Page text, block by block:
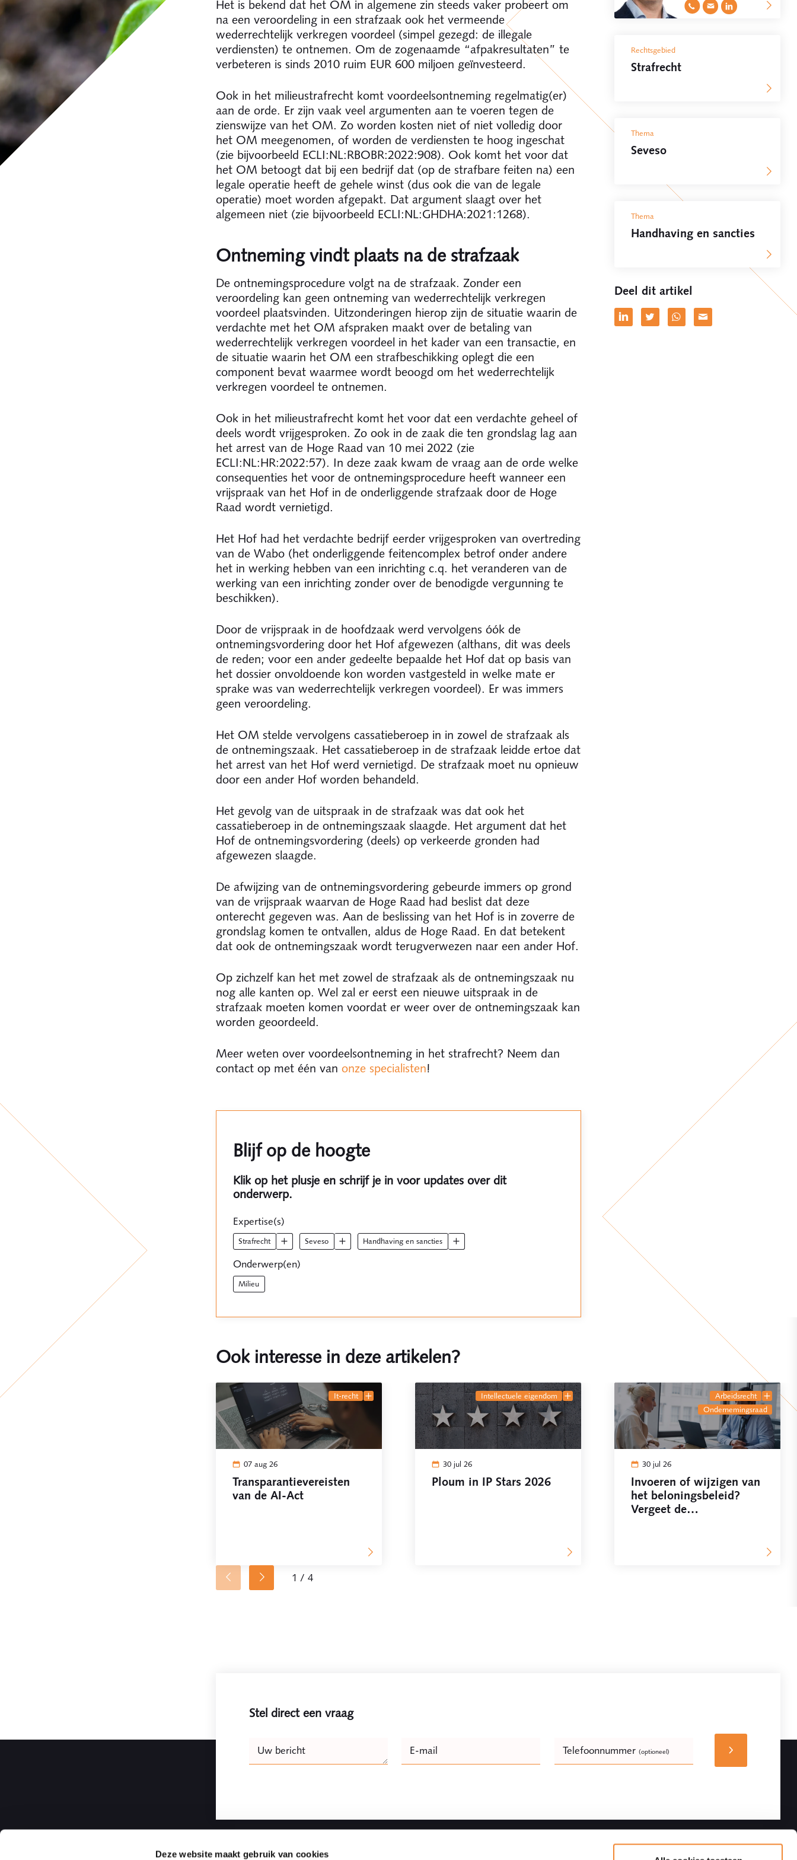
Deze website maakt gebruik van cookies
Het is bekend dat het OM in algemene zin steeds vaker probeert om
na een veroordeling in een strafzaak ook het vermeende
wederrechtelijk verkregen voordeel (simpel gezegd: de illegale
verdiensten) te ontnemen. Om de zogenaamde “afpakresultaten” te
verbeteren is sinds 2010 ruim EUR 600 miljoen geïnvesteerd.
Ook in het milieustrafrecht komt voordeelsontneming regelmatig(er)
aan de orde. Er zijn vaak veel argumenten aan te voeren tegen de
zienswijze van het OM. Zo worden kosten niet of niet volledig door
het OM meegenomen, of worden de verdiensten te hoog ingeschat
(zie bijvoorbeeld ECLI:NL:RBOBR:2022:908). Ook komt het voor dat
het OM betoogt dat bij een bedrijf dat (op de strafbare feiten na) een
legale operatie heeft de gehele winst (dus ook die van de legale
operatie) moet worden afgepakt. Dat argument slaagt over het
algemeen niet (zie bijvoorbeeld ECLI:NL:GHDHA:2021:1268).
Ontneming vindt plaats na de strafzaak
De ontnemingsprocedure volgt na de strafzaak. Zonder een
veroordeling kan geen ontneming van wederrechtelijk verkregen
voordeel plaatsvinden. Uitzonderingen hierop zijn de situatie waarin de
verdachte met het OM afspraken maakt over de betaling van
wederrechtelijk verkregen voordeel in het kader van een transactie, en
de situatie waarin het OM een strafbeschikking oplegt die een
component bevat waarmee wordt beoogd om het wederrechtelijk
verkregen voordeel te ontnemen.
Ook in het milieustrafrecht komt het voor dat een verdachte geheel of
deels wordt vrijgesproken. Zo ook in de zaak die ten grondslag lag aan
het arrest van de Hoge Raad van 10 mei 2022 (zie
ECLI:NL:HR:2022:57). In deze zaak kwam de vraag aan de orde welke
consequenties het voor de ontnemingsprocedure heeft wanneer een
vrijspraak van het Hof in de onderliggende strafzaak door de Hoge
Raad wordt vernietigd.
Het Hof had het verdachte bedrijf eerder vrijgesproken van overtreding
van de Wabo (het onderliggende feitencomplex betrof onder andere
het in werking hebben van een inrichting c.q. het veranderen van de
werking van een inrichting zonder over de benodigde vergunning te
beschikken).
Door de vrijspraak in de hoofdzaak werd vervolgens óók de
ontnemingsvordering door het Hof afgewezen (althans, dit was deels
de reden; voor een ander gedeelte bepaalde het Hof dat op basis van
het dossier onvoldoende kon worden vastgesteld in welke mate er
sprake was van wederrechtelijk verkregen voordeel). Er was immers
geen veroordeling.
Het OM stelde vervolgens cassatieberoep in in zowel de strafzaak als
de ontnemingszaak. Het cassatieberoep in de strafzaak leidde ertoe dat
het arrest van het Hof werd vernietigd. De strafzaak moet nu opnieuw
door een ander Hof worden behandeld.
Het gevolg van de uitspraak in de strafzaak was dat ook het
cassatieberoep in de ontnemingszaak slaagde. Het argument dat het
Hof de ontnemingsvordering (deels) op verkeerde gronden had
afgewezen slaagde.
De afwijzing van de ontnemingsvordering gebeurde immers op grond
van de vrijspraak waarvan de Hoge Raad had beslist dat deze
onterecht gegeven was. Aan de beslissing van het Hof is in zoverre de
grondslag komen te ontvallen, aldus de Hoge Raad. En dat betekent
dat ook de ontnemingszaak wordt terugverwezen naar een ander Hof.
Op zichzelf kan het met zowel de strafzaak als de ontnemingszaak nu
nog alle kanten op. Wel zal er eerst een nieuwe uitspraak in de
strafzaak moeten komen voordat er weer over de ontnemingszaak kan
worden geoordeeld.
Meer weten over voordeelsontneming in het strafrecht? Neem dan
contact op met één van onze specialisten!
Rechtsgebied
Strafrecht
Thema
Seveso
Thema
Handhaving en sancties
Deel dit artikel
Blijf op de hoogte
Klik op het plusje en schrijf je in voor updates over dit
onderwerp.
Expertise(s)
strafrecht seveso handhaving en sancties
Onderwerp(en)
milieu
Ook interesse in deze artikelen?
it-recht
07 aug 26
Transparantievereisten
van de AI-Act
intellectuele eigendom
30 jul 26
Ploum in IP Stars 2026
arbeidsrecht
ondernemingsraad
30 jul 26
Invoeren of wijzigen van
het beloningsbeleid?
Vergeet de
1 / 4
Stel direct een vraag
field
E-mail Telefoonnummer (optioneel)
Uw bericht